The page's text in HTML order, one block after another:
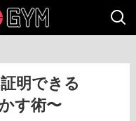
明できる
す術〜